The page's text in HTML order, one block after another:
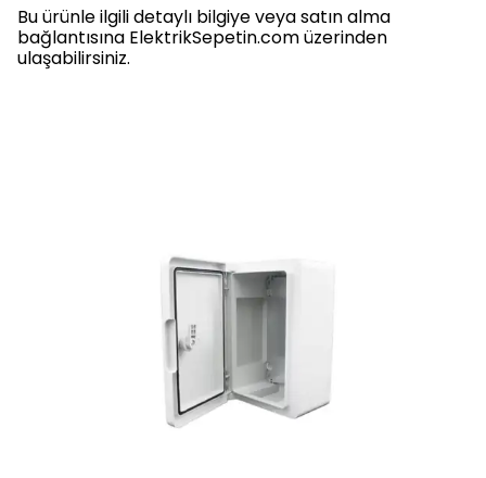
Bu ürünle ilgili detaylı bilgiye veya satın alma
bağlantısına ElektrikSepetin.com üzerinden
ulaşabilirsiniz.